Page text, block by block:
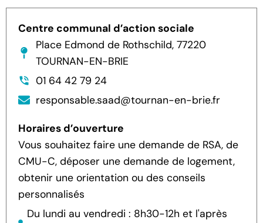
Centre communal d’action sociale
Place Edmond de Rothschild, 77220
TOURNAN-EN-BRIE
01 64 42 79 24
responsable.saad@tournan-en-brie.fr
Horaires d’ouverture
Vous souhaitez faire une demande de RSA, de
CMU-C, déposer une demande de logement,
obtenir une orientation ou des conseils
personnalisés
Du lundi au vendredi : 8h30-12h et l'après